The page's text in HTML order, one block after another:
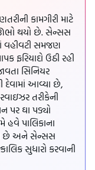
કામગીરી માટે
ઊભો થયો છે. સેન્સસ
વહીવટી સમજણ
ફરિયાદો ઉઠી રહી
સિનિયર
દેવામાં આવ્યા છે,
તરીકેની
પર ઘા પડ્યો
હવે પાલિકાના
છે અને સેન્સસ
સુધારો કરવાની